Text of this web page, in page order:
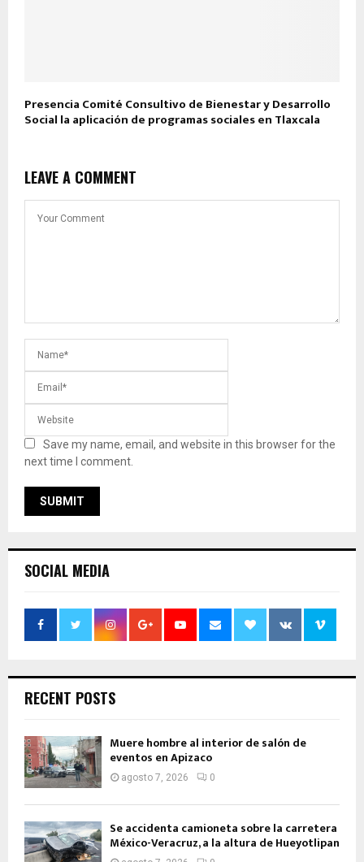
Presencia Comité Consultivo de Bienestar y Desarrollo
Social la aplicación de programas sociales en Tlaxcala
LEAVE A COMMENT
Save my name, email, and website in this browser for the
next time I comment.
SOCIAL MEDIA
RECENT POSTS
Muere hombre al interior de salón de
eventos en Apizaco
agosto 7, 2026 0
Se accidenta camioneta sobre la carretera
México-Veracruz, a la altura de Hueyotlipan